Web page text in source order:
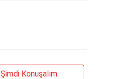
Şimdi Konuşalım.